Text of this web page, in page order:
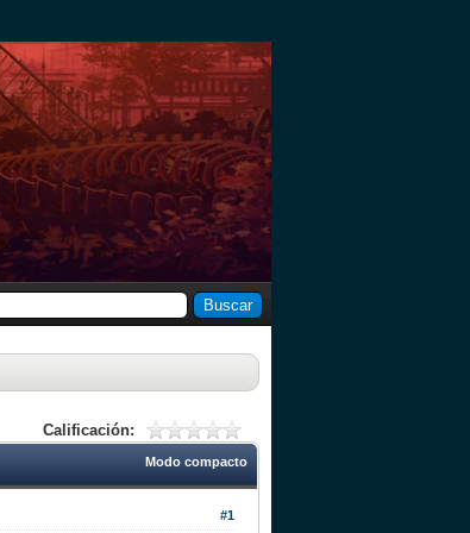
Calificación:
Modo compacto
#1